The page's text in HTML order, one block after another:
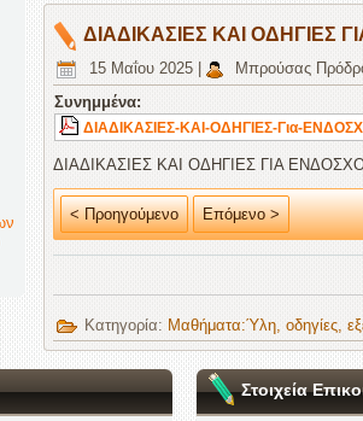
ΔΙΑΔΙΚΑΣΙΕΣ ΚΑΙ ΟΔΗΓΙΕΣ
15 Μαΐου 2025 Μπρούσας
Συνημμένα:
ΔΙΑΔΙΚΑΣΙΕΣ-ΚΑΙ-ΟΔΗΓΙΕΣ-Για-
ΔΙΑΔΙΚΑΣΙΕΣ ΚΑΙ ΟΔΗΓΙΕΣ ΓΙΑ
< Προηγούμενο Επόμενο >
Κατηγορία: Μαθήματα:Ύλη, οδηγίες,
Στοιχεία